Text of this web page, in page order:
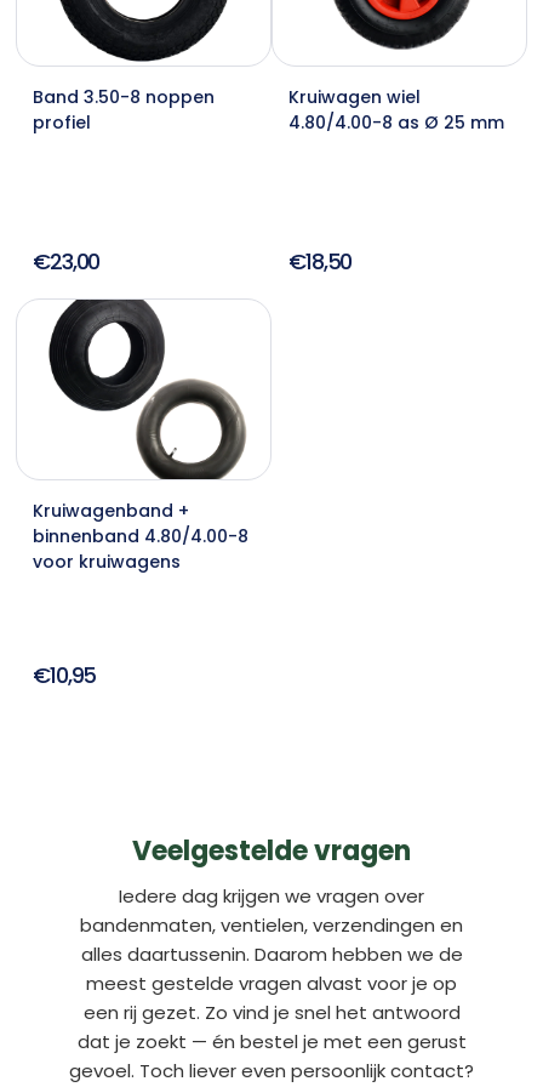
Band 3.50-8 noppen
profiel
€23,00
Kruiwagen wiel
4.80/4.00-8 as Ø 25 mm
€18,50
Kruiwagenband +
binnenband 4.80/4.00-8
voor kruiwagens
€10,95
Veelgestelde vragen
Iedere dag krijgen we vragen over
bandenmaten, ventielen, verzendingen en
alles daartussenin. Daarom hebben we de
meest gestelde vragen alvast voor je op
een rij gezet. Zo vind je snel het antwoord
dat je zoekt — én bestel je met een gerust
gevoel. Toch liever even persoonlijk contact?